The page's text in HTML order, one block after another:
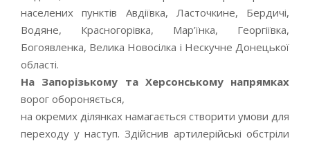
населених пунктів Авдіївка, Ласточкине, Бердичі,
Водяне, Красногорівка, Мар’їнка, Георгіївка,
Богоявленка, Велика Новосілка і Нескучне Донецької
області.
На Запорізькому та Херсонському напрямках
ворог обороняється,
на окремих ділянках намагається створити умови для
переходу у наступ. Здійснив артилерійські обстріли